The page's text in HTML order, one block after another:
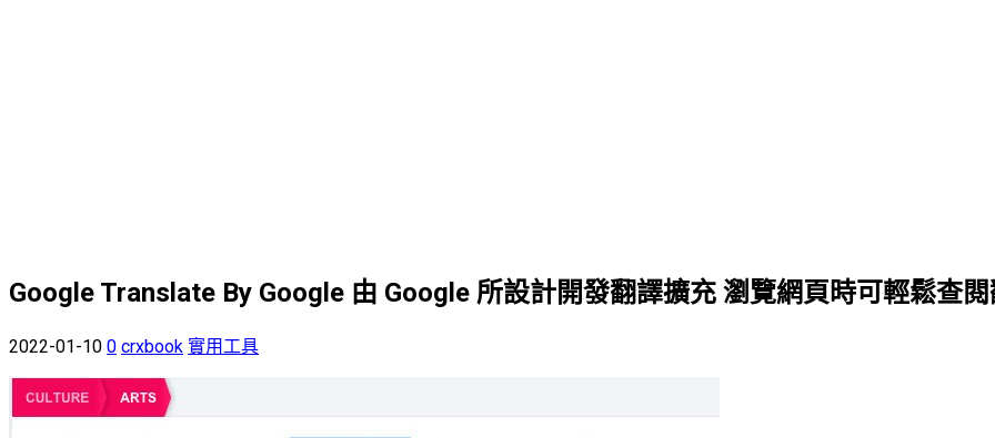
Google Translate By Google 由 Google 所設計開發翻譯擴充 瀏覽網頁時可輕鬆查
2022-01-10 0 crxbook 實用工具